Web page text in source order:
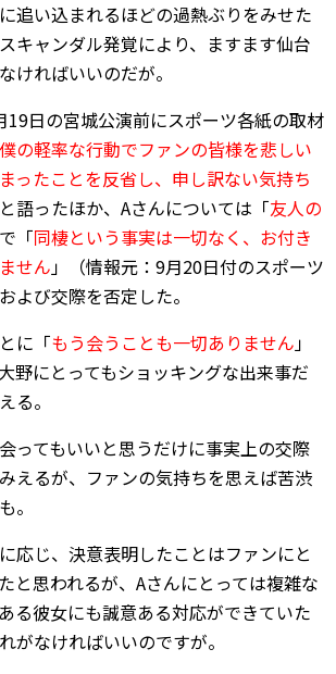
追い込まれるほどの過熱ぶりをみせた
キャンダル発覚により、ますます仙台
ければいいのだが。
19日の宮城公演前にスポーツ各紙の取材
の軽率な行動でファンの皆様を悲しい
ったことを反省し、申し訳ない気持ち
語ったほか、Aさんについては「友人の
「同棲という事実は一切なく、お付き
せん」（情報元：9月20日付のスポーツ
よび交際を否定した。
に「もう会うことも一切ありません」
野にとってもショッキングな出来事だ
る。
ってもいいと思うだけに事実上の交際
えるが、ファンの気持ちを思えば苦渋
。
応じ、決意表明したことはファンにと
と思われるが、Aさんにとっては複雑な
る彼女にも誠意ある対応ができていた
がなければいいのですが。